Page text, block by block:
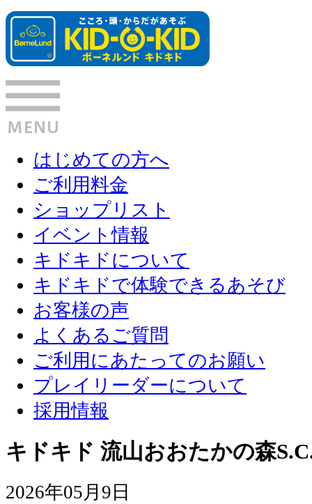
はじめての方へ
ご利用料金
ショップリスト
イベント情報
キドキドについて
キドキドで体験できるあそび
お客様の声
よくあるご質問
ご利用にあたってのお願い
プレイリーダーについて
採用情報
キドキド 流山おおたかの森
2026年05月9日